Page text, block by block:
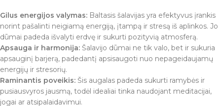
Gilus energijos valymas: Baltasis šalavijas yra efektyvus įrankis
norint pašalinti neigiamą energiją, įtampą ir stresą iš aplinkos. Jo
dūmai padeda išvalyti erdvę ir sukurti pozityvią atmosferą.
Apsauga ir harmonija: Šalavijo dūmai ne tik valo, bet ir sukuria
apsauginį barjerą, padedantį apsisaugoti nuo nepageidaujamų
energijų ir stresorių.
Raminantis poveikis: Šis augalas padeda sukurti ramybės ir
pusiausvyros jausmą, todėl idealiai tinka naudojant meditacijai,
jogai ar atsipalaidavimui.